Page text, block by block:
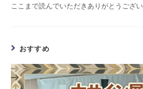
ここまで読んでいただきありがとうござ
おすすめ